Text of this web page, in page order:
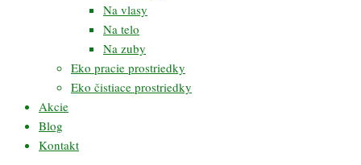
Na vlasy
Na telo
Na zuby
Eko pracie prostriedky
Eko čistiace prostriedky
Akcie
Blog
Kontakt